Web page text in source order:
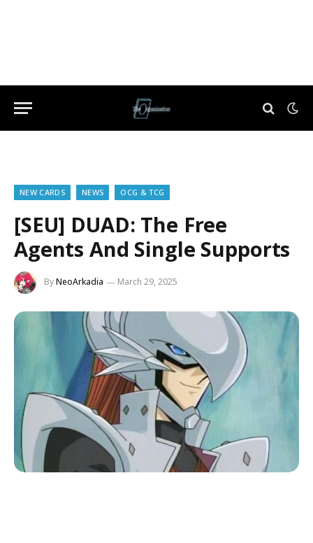
NEW CARDS NEWS OCG & TCG
[SEU] DUAD: The Free
Agents And Single Supports
ByNeoArkadia March 29, 2025